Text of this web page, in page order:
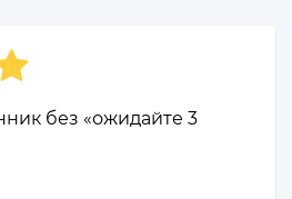
без «ожидайте 3